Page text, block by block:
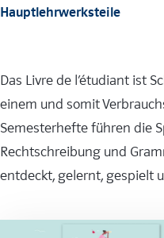
Hauptlehrwerksteile
Das Livre de l’étudiant ist
einem und somit
Semesterhefte führen die
Rechtschreibung und
entdeckt, gelernt, gespielt